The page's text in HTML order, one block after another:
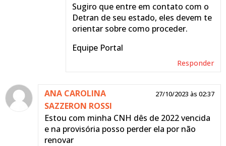
Sugiro que entre em contato com o
Detran de seu estado, eles devem te
orientar sobre como proceder.
Equipe Portal
Responder
ANA CAROLINA
SAZZERON ROSSI
27/10/2023 às 02:37
Estou com minha CNH dês de 2022 vencida
e na provisória posso perder ela por não
renovar